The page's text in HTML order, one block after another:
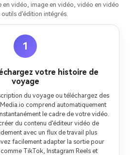
en vidéo, image en vidéo, vidéo en vidéo
outils d'édition intégrés.
1
votre histoire de
voyage
du voyage ou téléchargez des
comprend automatiquement
le cadre de votre vidéo.
du contenu d'éditeur vidéo de
avec un flux de travail plus
facilement adapter la sortie pour
TikTok, Instagram Reels et